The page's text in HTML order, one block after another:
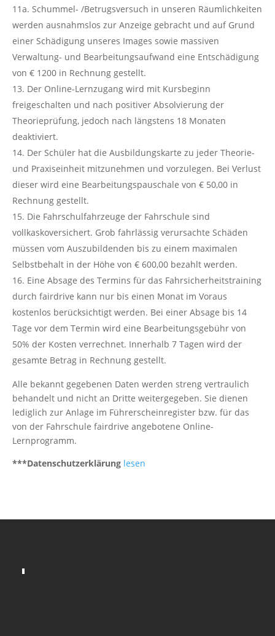
11a. Schummel- /Betrugsversuch in unseren Räumlichkeiten
werden ausnahmslos zur Anzeige gebracht und auf Grund
einer Schädigung unseres Images sowie massiven
Verwaltung- und Bearbeitungsaufwand eine Entschädigung
von € 1200 in Rechnung gestellt.
Der Online-Lernzugang wird mit Kursbeginn
freigeschalten und nach positiver Absolvierung der
Theorieprüfung, jedoch nach längstens 18 Monaten
deaktiviert.
Der Schüler hat die Ausbildungskarte zu jeder Theorie-
und Praxiseinheit mitzunehmen und vorzulegen. Bei Verlust
dieser wird eine Bearbeitungspauschale von € 50,00 in
Rechnung gestellt.
Die Fahrschulfahrzeuge der Fahrschule sind
vollkaskoversichert. Grob fahrlässig verursachte Schäden
müssen vom Auszubildenden bis zu einem maximalen
Selbstbehalt in der Höhe von € 600,00 bezahlt werden.
Eine Absage des Termins für das Fahrsicherheitstraining
durch fairdrive kann nur bis einen Monat im Voraus
kostenlos berücksichtigt werden. Bei einer Absage bis 14
Tage vor dem Termin wird eine Bearbeitungsgebühr von
50% der Kosten verrechnet. Innerhalb 7 Tagen wird der
gesamte Betrag in Rechnung gestellt.
Alle bekannt gegebenen Daten werden streng vertraulich
behandelt und nicht an Dritte weitergegeben. Sie dienen
lediglich zur Anlage im Führerscheinregister bzw. für das
von der Fahrschule fairdrive angebotene Online-
Lernprogramm.
***Datenschutzerklärung lesen